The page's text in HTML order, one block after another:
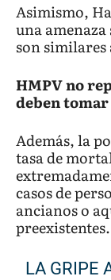
Asimismo,
una
son
HMPV no
deben
Además, la
tasa de
casos de
ancianos o
preexistentes.
LA GRIPE